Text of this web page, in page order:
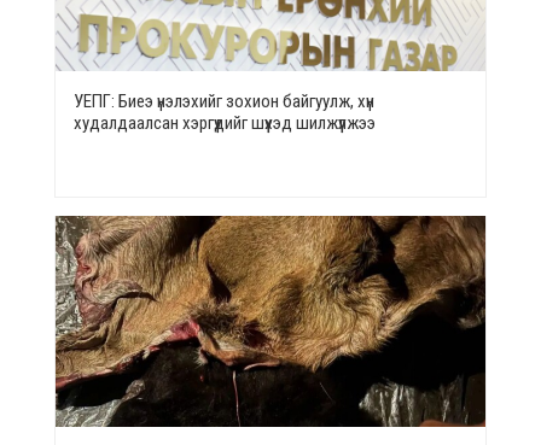
УЕПГ: Биеэ үнэлэхийг зохион байгуулж, хүн
худалдаалсан хэргүүдийг шүүхэд шилжүүлжээ